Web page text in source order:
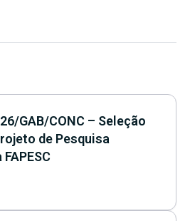
GAB/CONC – Seleção
de Pesquisa